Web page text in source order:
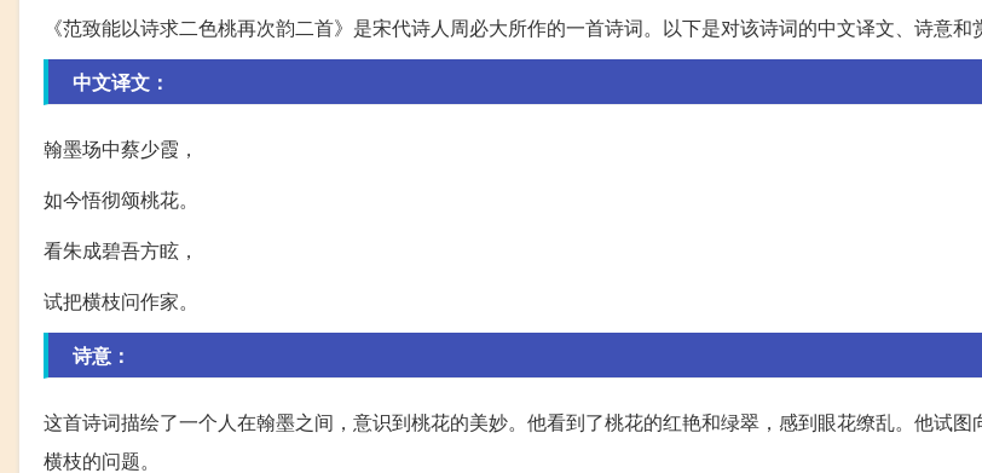
《范致能以诗求二色桃再次韵二首》是宋代诗人周必大所作的一首诗词。以下是对该诗词的中文译文、诗意和
中文译文：
翰墨场中蔡少霞，
如今悟彻颂桃花。
看朱成碧吾方眩，
试把横枝问作家。
诗意：
这首诗词描绘了一个人在翰墨之间，意识到桃花的美妙。他看到了桃花的红艳和绿翠，感到眼花缭乱。他试图
横枝的问题。